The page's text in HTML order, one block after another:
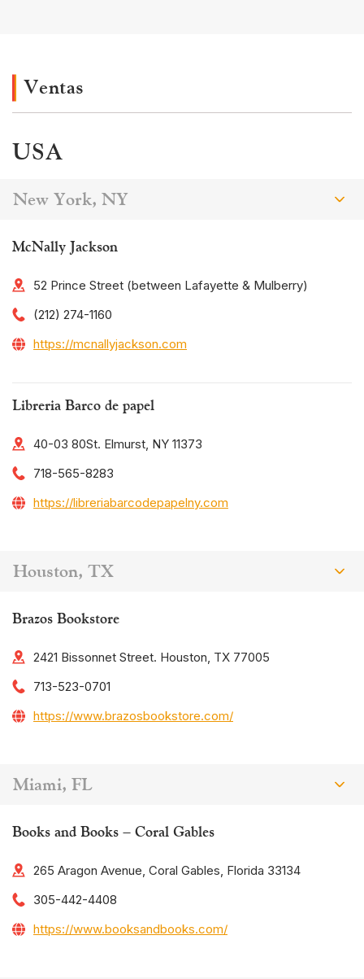
Ventas
USA
New York, NY
McNally Jackson
52 Prince Street (between Lafayette & Mulberry)
(212) 274-1160
https://mcnallyjackson.com
Libreria Barco de papel
40-03 80St. Elmurst, NY 11373
718-565-8283
https://libreriabarcodepapelny.com
Houston, TX
Brazos Bookstore
2421 Bissonnet Street. Houston, TX 77005
713-523-0701
https://www.brazosbookstore.com/
Miami, FL
Books and Books – Coral Gables
265 Aragon Avenue, Coral Gables, Florida 33134
305-442-4408
https://www.booksandbooks.com/